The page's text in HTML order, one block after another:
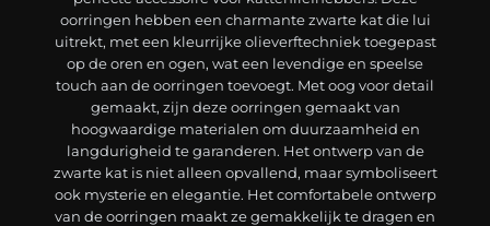
oorringen hebben een charmante zwarte kat die lui
uitrekt, met een kleurrijke olieverftechniek toegepast
op de oren en ogen, wat een levendige en speelse
touch aan de oorringen toevoegt. Met oog voor detail
gemaakt, zijn deze oorringen gemaakt van
hoogwaardige materialen om duurzaamheid en
langdurigheid te garanderen. Het ontwerp van de
zwarte kat is niet alleen opvallend, maar symboliseert
ook mysterie en elegantie. Het comfortabele ontwerp
van de oorringen maakt ze gemakkelijk te dragen en